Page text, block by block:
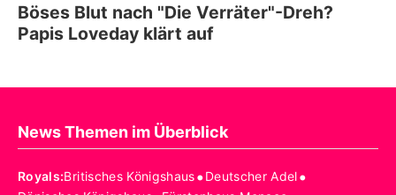
Böses Blut nach "Die Verräter"-Dreh?
Papis Loveday klärt auf
News Themen im Überblick
Royals:Britisches Königshaus•Deutscher Adel•